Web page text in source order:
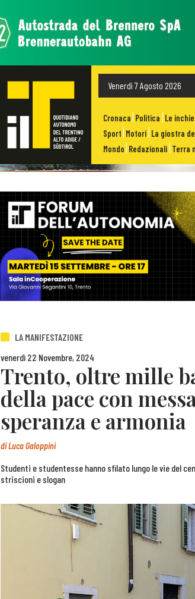
Venerdì 7 Agosto 2026
Cronaca Politica Le
Sport Motori La giostra
Mondo Redazionali Terra
LA MANIFESTAZIONE
venerdì 22 Novembre, 2024
Trento, oltre mille
della pace con
speranza e armonia
diLuca Galoppini
Studenti e studentesse hanno sfilato lungo le vie del
striscioni e slogan